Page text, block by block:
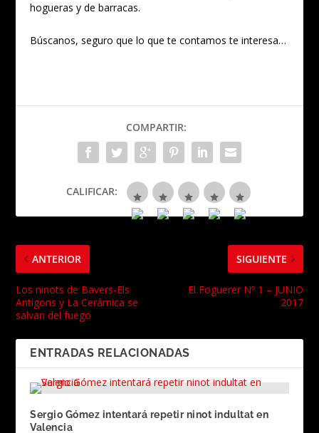
hogueras y de barracas.
Búscanos, seguro que lo que te contamos te interesa…
COMPARTIR:
CALIFICAR:
ANTERIOR
Los ninots de Bavers-Els
Antigons y La Cerámica se
salvan del fuego
SIGUIENTE
El Foguerer Nº 1 – JUNIO
2017
ENTRADAS RELACIONADAS
Sergio Gómez intentará repetir ninot indultat en
Valencia